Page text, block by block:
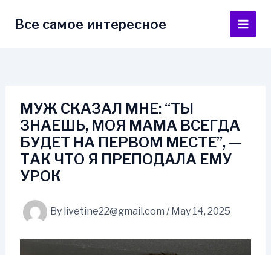
Все самое интересное
Main
МУЖ СКАЗАЛ МНЕ: “ТЫ
ЗНАЕШЬ, МОЯ МАМА ВСЕГДА
БУДЕТ НА ПЕРВОМ МЕСТЕ”, —
ТАК ЧТО Я ПРЕПОДАЛА ЕМУ
УРОК
By livetine22@gmail.com / May 14, 2025